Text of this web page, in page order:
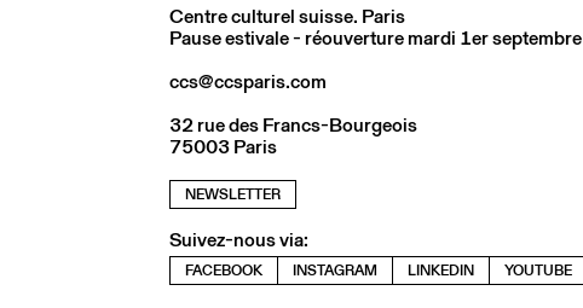
Centre culturel suisse. Paris
Pause estivale - réouverture mardi 1er septembre
ccs@ccsparis.com
32 rue des Francs-Bourgeois
75003 Paris
NEWSLETTER
Suivez-nous via:
FACEBOOK INSTAGRAM LINKEDIN YOUTUBE